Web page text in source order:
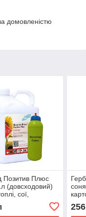
домовленістю
Позитив Плюс
(довсходовий)
сої,
(прометрин,
256